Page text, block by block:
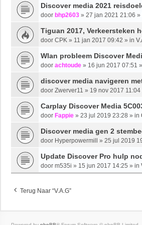
Discover media 2021
door bhp2603 » 27 jan 2021 21:06 »
Tiguan 2017, Verkeersteken
door CPK » 11 jan 2017 09:42 » in
Wlan probleem Discover
door achtoude » 16 jun 2017 07:51
discover media navigeren
door Zwerver11 » 19 nov 2017 11:04
Carplay Discover Media
door Fappie » 23 jul 2019 23:28 » in
Discover media gen 2
door Hyperpowermill » 25 jul 2019
Update Discover Pro hulp
door m535i » 15 jun 2017 14:25 » in
Terug Naar “V.A.G”